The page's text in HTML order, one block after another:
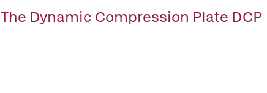
The Dynamic Compression Plate DCP